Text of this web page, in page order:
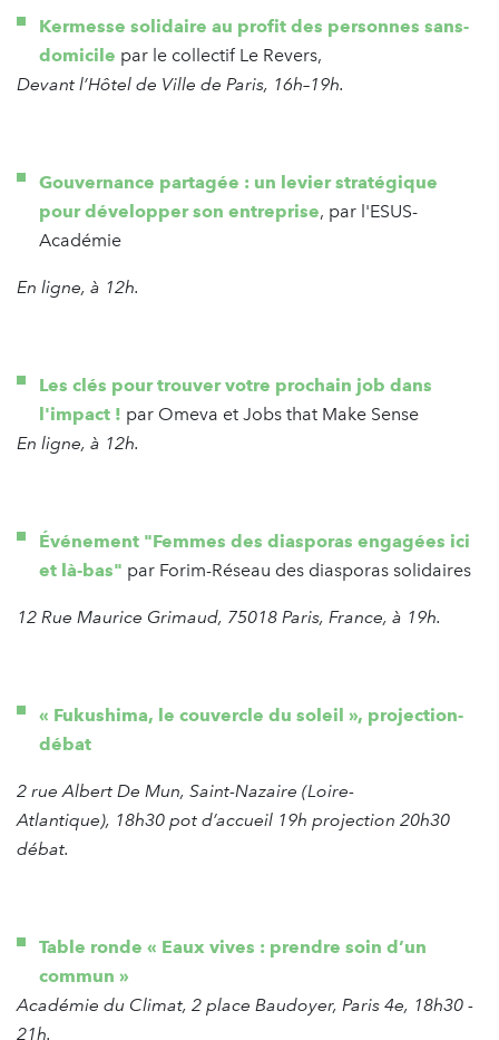
Kermesse solidaire au profit des personnes sans-
domicile par le collectif Le Revers,
Devant l’Hôtel de Ville de Paris, 16h–19h.
Gouvernance partagée : un levier stratégique
pour développer son entreprise, par l'ESUS-
Académie
En ligne, à 12h.
Les clés pour trouver votre prochain job dans
l'impact ! par Omeva et Jobs that Make Sense
En ligne, à 12h.
Événement "Femmes des diasporas engagées ici
et là-bas" par Forim-Réseau des diasporas solidaires
12 Rue Maurice Grimaud, 75018 Paris, France, à 19h.
« Fukushima, le couvercle du soleil », projection-
débat
2 rue Albert De Mun, Saint-Nazaire (Loire-
Atlantique), 18h30 pot d’accueil 19h projection 20h30
débat.
Table ronde « Eaux vives : prendre soin d’un
commun »
Académie du Climat, 2 place Baudoyer, Paris 4e, 18h30 -
21h.